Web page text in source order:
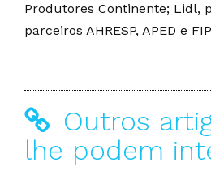
Produtores Continente; Lidl,
parceiros AHRESP, APED e
Outros
lhe podem